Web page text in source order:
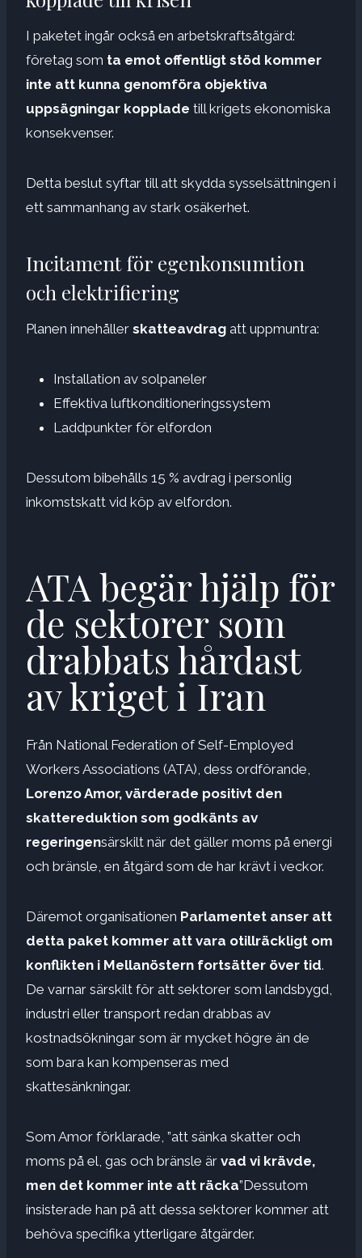
I paketet ingår också en arbetskraftsåtgärd:
företag som ta emot offentligt stöd kommer
inte att kunna genomföra objektiva
uppsägningar kopplade till krigets ekonomiska
konsekvenser.
Detta beslut syftar till att skydda sysselsättningen i
ett sammanhang av stark osäkerhet.
Incitament för egenkonsumtion
och elektrifiering
Planen innehåller skatteavdrag att uppmuntra:
Installation av solpaneler
Effektiva luftkonditioneringssystem
Laddpunkter för elfordon
Dessutom bibehålls 15 % avdrag i personlig
inkomstskatt vid köp av elfordon.
ATA begär hjälp för
de sektorer som
drabbats hårdast
av kriget i Iran
Från National Federation of Self-Employed
Workers Associations (ATA), dess ordförande,
Lorenzo Amor, värderade positivt den
skattereduktion som godkänts av
regeringensärskilt när det gäller moms på energi
och bränsle, en åtgärd som de har krävt i veckor.
Däremot organisationen Parlamentet anser att
detta paket kommer att vara otillräckligt om
konflikten i Mellanöstern fortsätter över tid.
De varnar särskilt för att sektorer som landsbygd,
industri eller transport redan drabbas av
kostnadsökningar som är mycket högre än de
som bara kan kompenseras med
skattesänkningar.
Som Amor förklarade, ”att sänka skatter och
moms på el, gas och bränsle är vad vi krävde,
men det kommer inte att räcka”Dessutom
insisterade han på att dessa sektorer kommer att
behöva specifika ytterligare åtgärder.